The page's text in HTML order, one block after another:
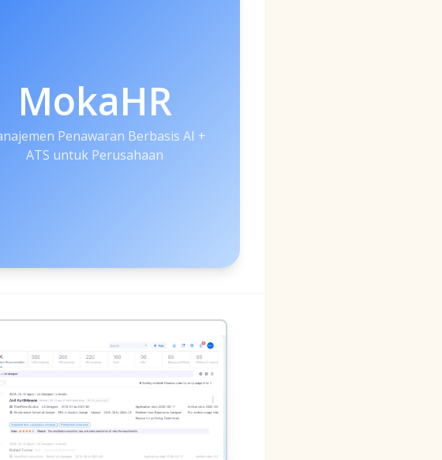
MokaHR
Penawaran Berbasis AI +
ATS untuk Perusahaan